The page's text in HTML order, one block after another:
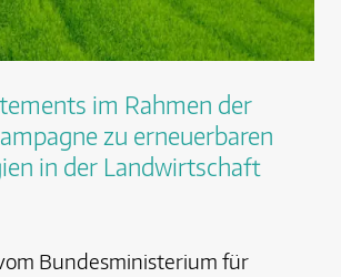
im Rahmen der
zu erneuerbaren
in der Landwirtschaft
Bundesministerium für